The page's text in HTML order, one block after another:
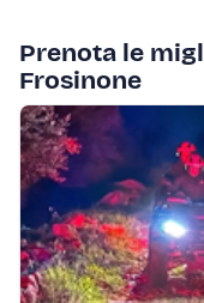
Prenota le
Frosinone